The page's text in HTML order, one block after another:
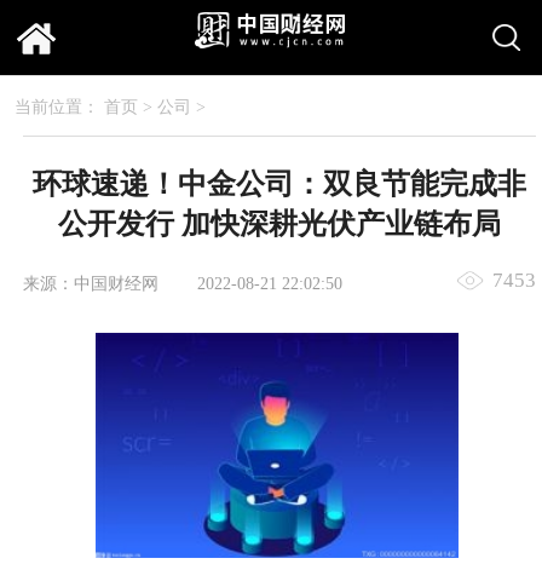
当前位置： 首页 > 公司 >
环球速递！中金公司：双良节能完成非
公开发行 加快深耕光伏产业链布局
来源：中国财经网 2022-08-21 22:02:50 7453